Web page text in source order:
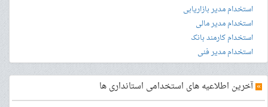
استخدام مدیر بازاریابی
استخدام مدیر مالی
استخدام کارمند بانک
استخدام مدیر فنی
»آخرین اطلاعیه های استخدامی استانداری ها